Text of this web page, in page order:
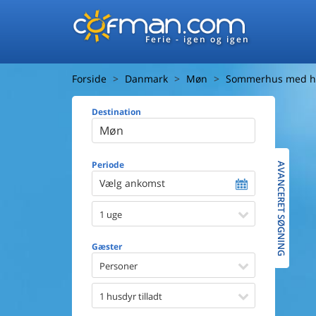
Ferie - igen og igen
Forside Danmark Møn Sommerhus med
Destination
Periode
Vælg ankomst
1 uge
Gæster
Personer
1 husdyr tilladt
Afstand til
Udsigt til
Faciliteter
Spa
AVANCERET SØGNING